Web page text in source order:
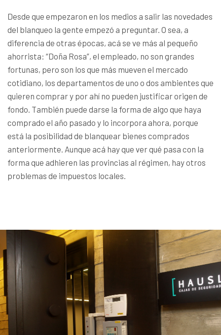
Desde que empezaron en los medios a salir las novedades
del blanqueo la gente empezó a preguntar. O sea, a
diferencia de otras épocas, acá se ve más al pequeño
ahorrista: “Doña Rosa”, el empleado, no son grandes
fortunas, pero son los que más mueven el mercado
cotidiano, los departamentos de uno o dos ambientes que
quieren comprar y por ahí no pueden justificar origen de
fondo. También puede darse la forma de algo que haya
comprado el año pasado y lo incorpora ahora, porque
está la posibilidad de blanquear bienes comprados
anteriormente. Aunque acá hay que ver qué pasa con la
forma que adhieren las provincias al régimen, hay otros
problemas de impuestos locales.